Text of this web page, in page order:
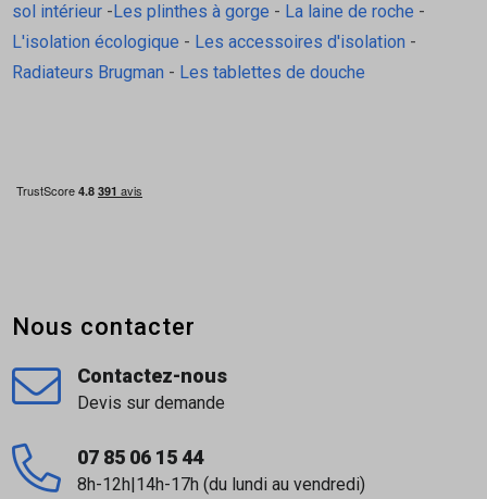
sol intérieur-Les plinthes à gorge - La laine de roche -
L'isolation écologique - Les accessoires d'isolation -
Radiateurs Brugman - Les tablettes de douche
Nous contacter
Contactez-nous
Devis sur demande
07 85 06 15 44
8h-12h|14h-17h (du lundi au vendredi)